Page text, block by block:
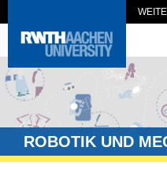
ROBOTIK UND